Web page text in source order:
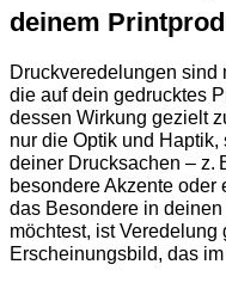
deinem
Druckveredelungen sind
die auf dein gedrucktes
dessen Wirkung gezielt
nur die Optik und
deiner Drucksachen – z.
besondere Akzente oder
das Besondere in
möchtest, ist
Erscheinungsbild, das